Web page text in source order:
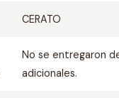
CERATO
No se entregaron
adicionales.